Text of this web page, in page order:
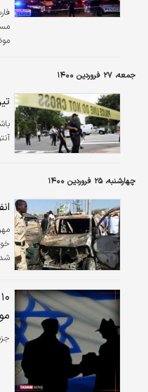
جمعه، ۲۷ فروردین ۱۴۰۰
چهارشنبه، ۲۵ فروردین ۱۴۰۰